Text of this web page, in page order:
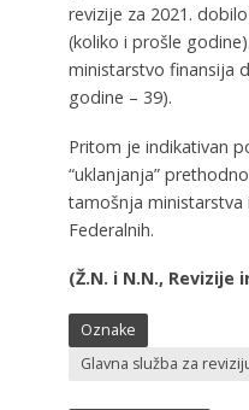
revizije za 2021.
(koliko i prošle
ministarstvo finansija
godine – 39).
Pritom je indikativan
“uklanjanja”
tamošnja
Federalnih.
(Ž.N. i N.N., Revizije
Oznake
Glavna služba za